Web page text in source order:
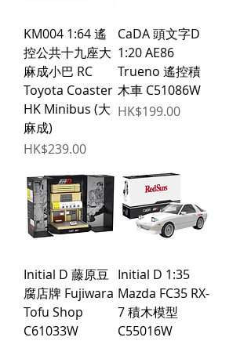
KM004 1:64 遙
控公共十九座大
麻成小巴 RC
Toyota Coaster
HK Minibus (大
麻成)
價格
HK$239.00
CaDA 頭文字D
1:20 AE86
Trueno 遙控積
木車 C51086W
價格
HK$199.00
Initial D 藤原豆
腐店牌 Fujiwara
Tofu Shop
C61033W
Initial D 1:35
Mazda FC35 RX-
7 積木模型
C55016W